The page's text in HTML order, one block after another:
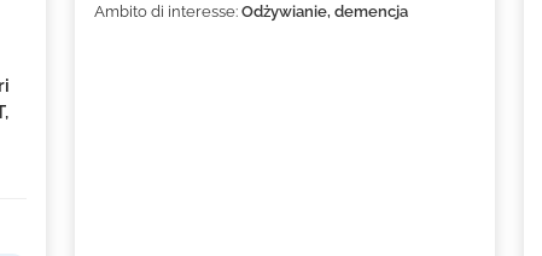
Ambito di interesse: Odżywianie, demencja